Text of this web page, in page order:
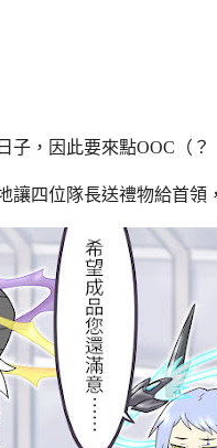
子，因此要來點OOC（？
讓四位隊長送禮物給首領